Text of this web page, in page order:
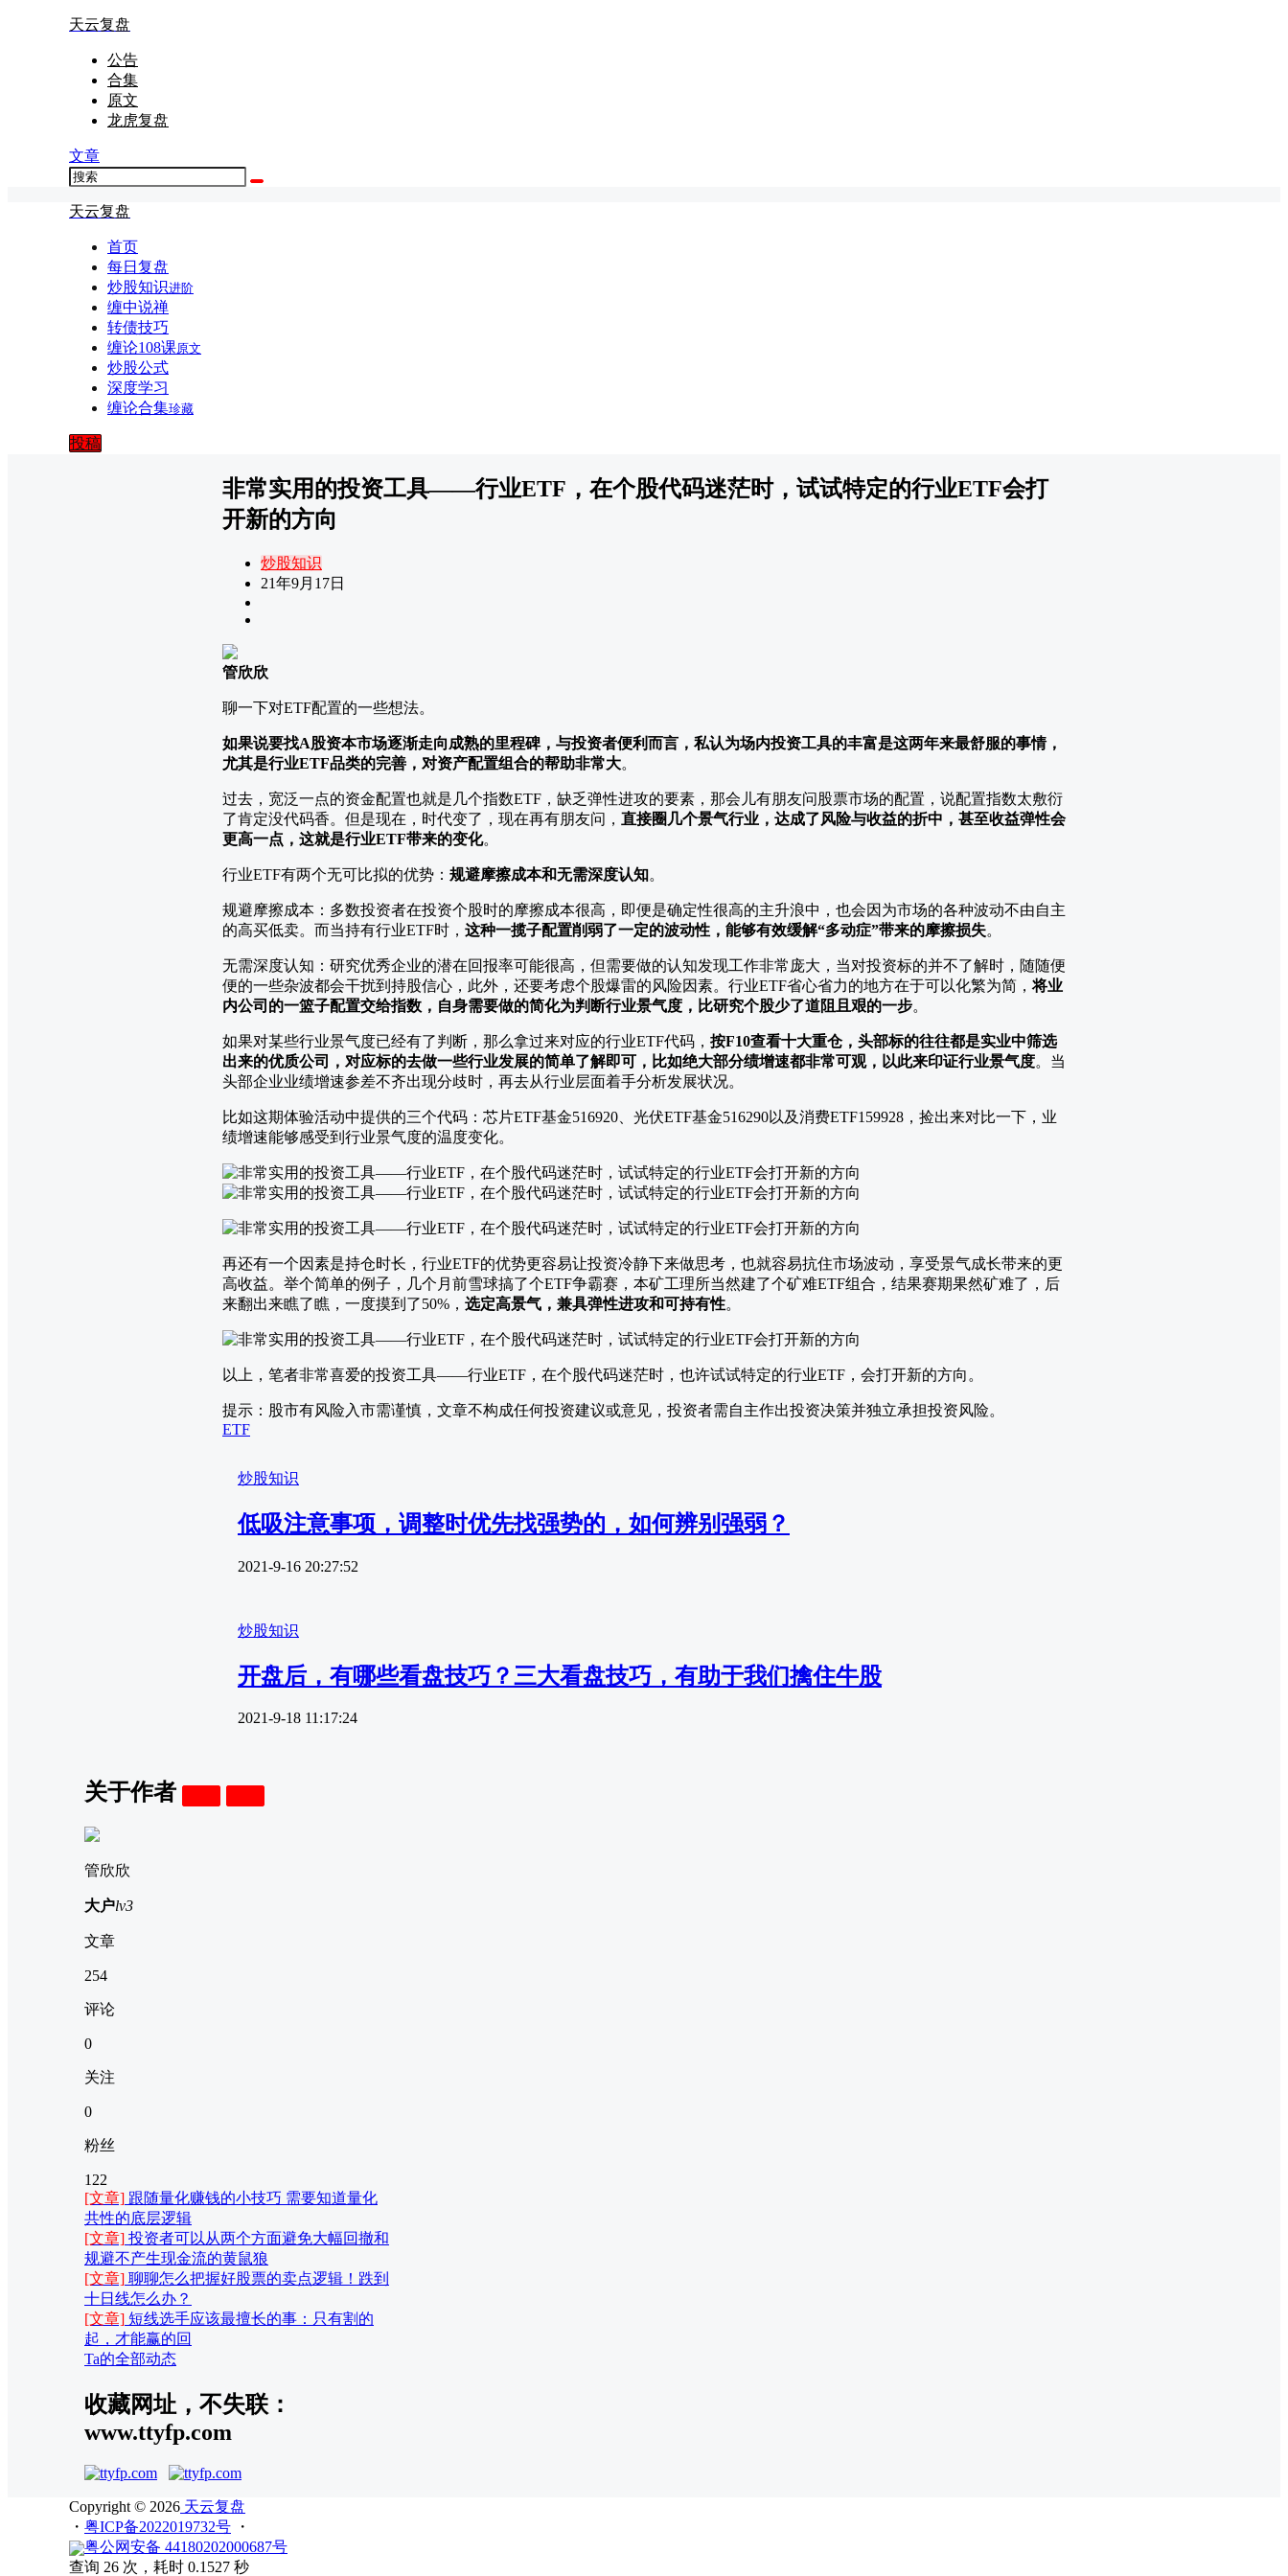
天云复盘
公告
合集
原文
龙虎复盘
文章
天云复盘
首页
每日复盘
炒股知识进阶
缠中说禅
转债技巧
缠论108课原文
炒股公式
深度学习
缠论合集珍藏
投稿
非常实用的投资工具——行业ETF，在个股代码迷茫时，试试特定的行业ETF会打
开新的方向
炒股知识
21年9月17日
管欣欣
聊一下对ETF配置的一些想法。
如果说要找A股资本市场逐渐走向成熟的里程碑，与投资者便利而言，私认为场内投资工具的丰富是这两年来最舒服的事情，
尤其是行业ETF品类的完善，对资产配置组合的帮助非常大。
过去，宽泛一点的资金配置也就是几个指数ETF，缺乏弹性进攻的要素，那会儿有朋友问股票市场的配置，说配置指数太敷衍
了肯定没代码香。但是现在，时代变了，现在再有朋友问， 直接圈几个景气行业，达成了风险与收益的折中，甚至收益弹性会
更高一点，这就是行业ETF带来的变化。
行业ETF有两个无可比拟的优势： 规避摩擦成本和无需深度认知。
规避摩擦成本：多数投资者在投资个股时的摩擦成本很高，即便是确定性很高的主升浪中，也会因为市场的各种波动不由自主
的高买低卖。而当持有行业ETF时， 这种一揽子配置削弱了一定的波动性，能够有效缓解“多动症”带来的摩擦损失。
无需深度认知：研究优秀企业的潜在回报率可能很高，但需要做的认知发现工作非常庞大，当对投资标的并不了解时，随随便
便的一些杂波都会干扰到持股信心，此外，还要考虑个股爆雷的风险因素。行业ETF省心省力的地方在于可以化繁为简，将业
内公司的一篮子配置交给指数，自身需要做的简化为判断行业景气度，比研究个股少了道阻且艰的一步。
如果对某些行业景气度已经有了判断，那么拿过来对应的行业ETF代码， 按F10查看十大重仓，头部标的往往都是实业中筛选
出来的优质公司，对应标的去做一些行业发展的简单了解即可，比如绝大部分绩增速都非常可观，以此来印证行业景气度。当
头部企业业绩增速参差不齐出现分歧时，再去从行业层面着手分析发展状况。
比如这期体验活动中提供的三个代码：芯片ETF基金516920、光伏ETF基金516290以及消费ETF159928，捡出来对比一下，业
绩增速能够感受到行业景气度的温度变化。
再还有一个因素是持仓时长，行业ETF的优势更容易让投资冷静下来做思考，也就容易抗住市场波动，享受景气成长带来的更
高收益。举个简单的例子，几个月前雪球搞了个ETF争霸赛，本矿工理所当然建了个矿难ETF组合，结果赛期果然矿难了，后
来翻出来瞧了瞧，一度摸到了50%， 选定高景气，兼具弹性进攻和可持有性。
以上，笔者非常喜爱的投资工具——行业ETF，在个股代码迷茫时，也许试试特定的行业ETF，会打开新的方向。
提示：股市有风险入市需谨慎，文章不构成任何投资建议或意见，投资者需自主作出投资决策并独立承担投资风险。
ETF
炒股知识
低吸注意事项，调整时优先找强势的，如何辨别强弱？
2021-9-16 20:27:52
炒股知识
开盘后，有哪些看盘技巧？三大看盘技巧，有助于我们擒住牛股
2021-9-18 11:17:24
关于作者
管欣欣
大户lv3
文章
254
评论
0
关注
0
粉丝
122
[文章] 跟随量化赚钱的小技巧 需要知道量化
共性的底层逻辑
[文章] 投资者可以从两个方面避免大幅回撤和
规避不产生现金流的黄鼠狼
[文章] 聊聊怎么把握好股票的卖点逻辑！跌到
十日线怎么办？
[文章] 短线选手应该最擅长的事：只有割的
起，才能赢的回
Ta的全部动态
收藏网址，不失联：
www.ttyfp.com
Copyright © 2026 天云复盘
・ 粤ICP备2022019732号
・
粤公网安备 44180202000687号
查询 26 次，耗时 0.1527 秒